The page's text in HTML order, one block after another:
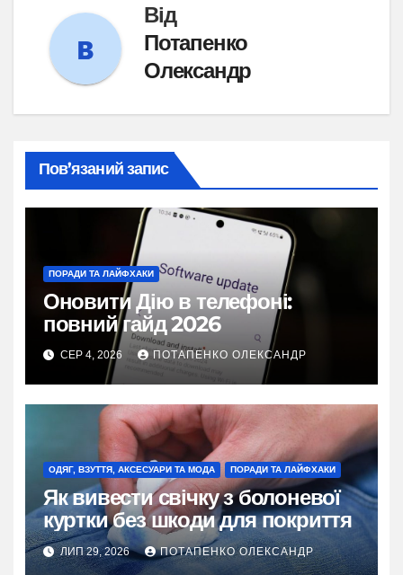
Від
Потапенко
Олександр
Пов’язаний запис
ПОРАДИ ТА ЛАЙФХАКИ
Оновити Дію в телефоні:
повний гайд 2026
СЕР 4, 2026 ПОТАПЕНКО ОЛЕКСАНДР
ОДЯГ, ВЗУТТЯ, АКСЕСУАРИ ТА МОДА ПОРАДИ ТА ЛАЙФХАКИ
Як вивести свічку з болоневої
куртки без шкоди для покриття
ЛИП 29, 2026 ПОТАПЕНКО ОЛЕКСАНДР